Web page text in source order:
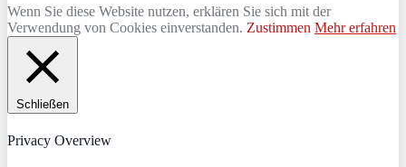
Wenn Sie diese Website nutzen, erklären Sie sich mit der
Verwendung von Cookies einverstanden. Zustimmen Mehr erfahren
Schließen
Privacy Overview